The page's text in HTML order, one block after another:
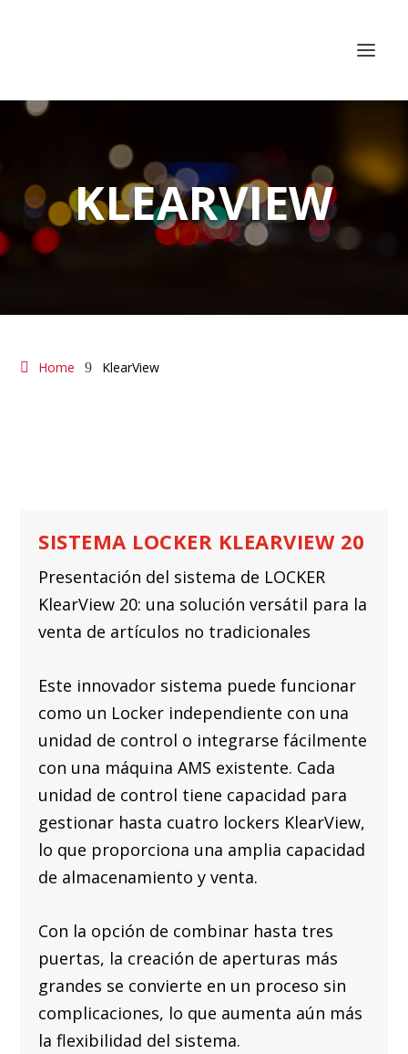
KLEARVIEW
Home 9 KlearView
SISTEMA LOCKER KLEARVIEW 20
Presentación del sistema de LOCKER
KlearView 20: una solución versátil para la
venta de artículos no tradicionales
Este innovador sistema puede funcionar
como un Locker independiente con una
unidad de control o integrarse fácilmente
con una máquina AMS existente. Cada
unidad de control tiene capacidad para
gestionar hasta cuatro lockers KlearView,
lo que proporciona una amplia capacidad
de almacenamiento y venta.
Con la opción de combinar hasta tres
puertas, la creación de aperturas más
grandes se convierte en un proceso sin
complicaciones, lo que aumenta aún más
la flexibilidad del sistema.